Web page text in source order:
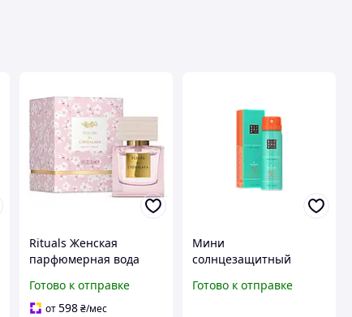
Rituals Женская
парфюмерная вода
L'Himalaya 50мл
Готово к отправке
от598 ₴/мес
Мини
солнцезащитный
THE RITUAL OF KARMA
Готово к отправке